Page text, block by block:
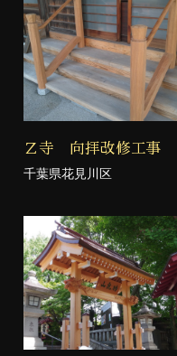
Ｚ寺 向拝改修工事
千葉県花見川区